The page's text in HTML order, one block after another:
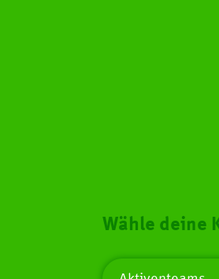
Wähle deine